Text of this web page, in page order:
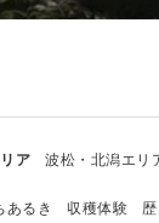
ア 波松・北潟エリ
あるき 収穫体験 歴